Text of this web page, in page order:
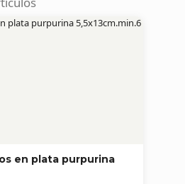
en plata purpurina